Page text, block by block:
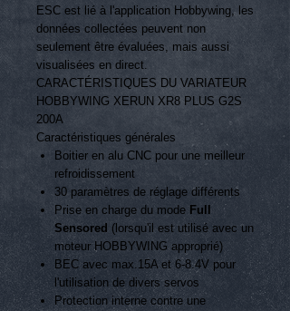
ESC est lié à l'application Hobbywing, les
données collectées peuvent non
seulement être évaluées, mais aussi
visualisées en direct.
CARACTÉRISTIQUES DU VARIATEUR
HOBBYWING XERUN XR8 PLUS G2S
200A
Caractéristiques générales
Boitier en alu CNC pour une meilleur
refroidissement
30 paramètres de réglage différents
Prise en charge du mode Full
Sensored (lorsqu'il est utilisé avec un
moteur HOBBYWING approprié)
BEC avec max.15A et 6-8.4V pour
l'utilisation de divers servos
Protection interne contre une